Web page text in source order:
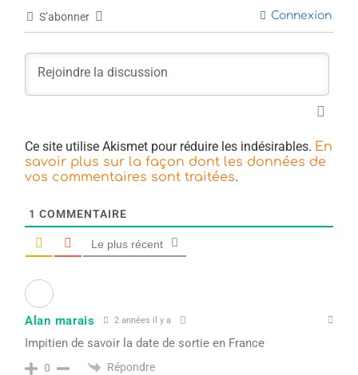
S’abonner Connexion
Ce site utilise Akismet pour réduire les indésirables. En
savoir plus sur la façon dont les données de
vos commentaires sont traitées.
1 COMMENTAIRE
Le plus récent
Alan marais 2 années il y a
Impitien de savoir la date de sortie en France
0 Répondre